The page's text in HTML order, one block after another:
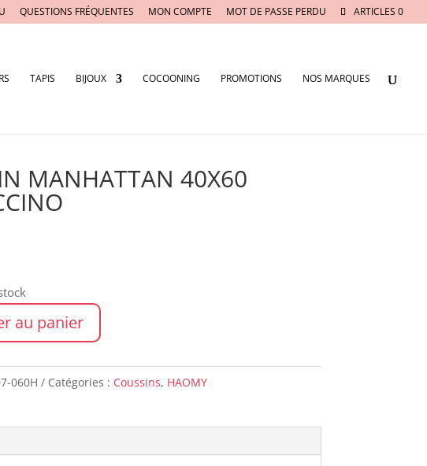
QUESTIONS FRÉQUENTES MON COMPTE MOT DE PASSE PERDU ARTICLES 0
TAPIS BIJOUX COCOONING PROMOTIONS NOS MARQUES
MANHATTAN 40X60
au panier
060H Catégories : Coussins, HAOMY